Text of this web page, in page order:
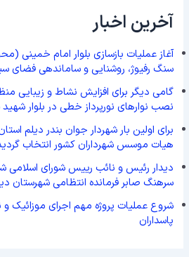
آخرین اخبار
آغاز عملیات بازسازی بلوار امام خمینی
سنگ رفیوژ، روشنایی و ساماندهی فضای
گامی دیگر برای افزایش نشاط و زیبایی
نصب نوارهای نورپرداز خطی در بلوار
برای اولین بار شهردار جوان بندر دیلم
هیات موسس شهرداران کشور انتخاب
دیدار رئیس و نائب رییس شورای اسلامی
سرهنگ صابر فرمانده انتظامی شهرستان
شروع عملیات پروژه مهم اجرای موزائیک و
پاسداران